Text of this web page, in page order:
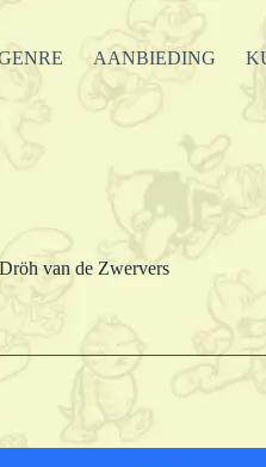
AANBIEDING
van de Zwervers